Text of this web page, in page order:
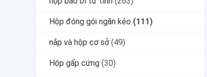
Hộp đóng gói ngăn kéo (111)
nắp và hộp cơ sở (49)
Hộp gấp cứng (30)